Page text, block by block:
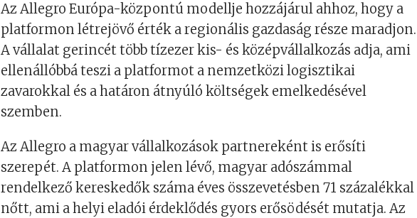
Az Allegro Európa-központú modellje hozzájárul ahhoz, hogy a
platformon létrejövő érték a regionális gazdaság része maradjon.
A vállalat gerincét több tízezer kis- és középvállalkozás adja, ami
ellenállóbbá teszi a platformot a nemzetközi logisztikai
zavarokkal és a határon átnyúló költségek emelkedésével
szemben.
Az Allegro a magyar vállalkozások partnereként is erősíti
szerepét. A platformon jelen lévő, magyar adószámmal
rendelkező kereskedők száma éves összevetésben 71 százalékkal
nőtt, ami a helyi eladói érdeklődés gyors erősödését mutatja. Az